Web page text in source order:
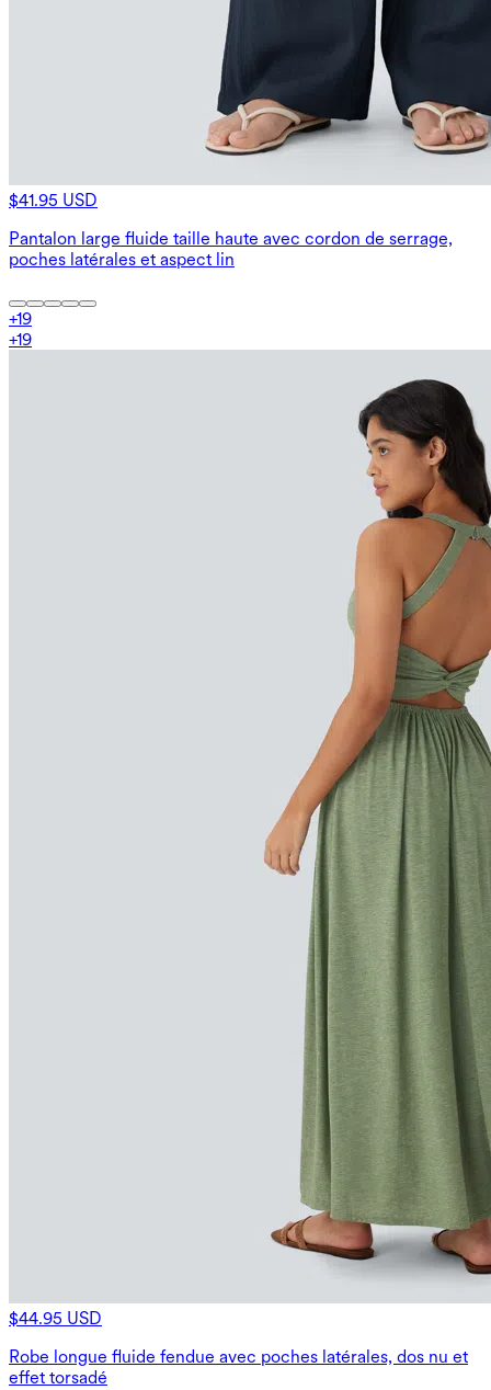
$41.95 USD
Pantalon large fluide taille haute avec cordon de serrage,
poches latérales et aspect lin
+19
+19
$44.95 USD
Robe longue fluide fendue avec poches latérales, dos nu et
effet torsadé